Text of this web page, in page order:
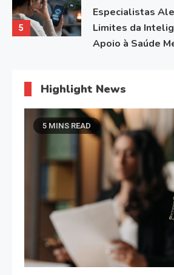
5
Especialistas
Limites da
Apoio à Saúde
Highlight News
5 MINS READ